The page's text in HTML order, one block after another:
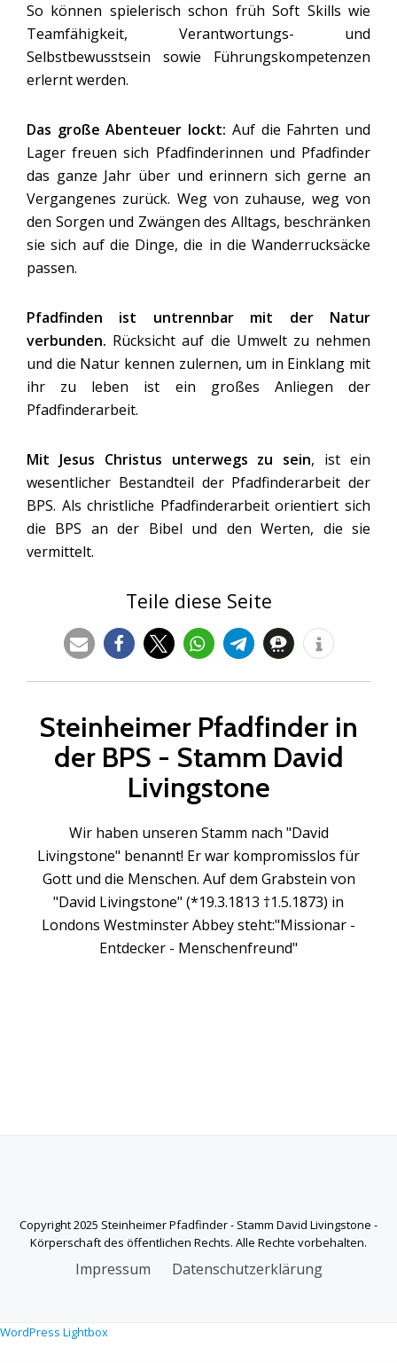
So können spielerisch schon früh Soft Skills wie
Teamfähigkeit, Verantwortungs- und
Selbstbewusstsein sowie Führungskompetenzen
erlernt werden.
Das große Abenteuer lockt: Auf die Fahrten und
Lager freuen sich Pfadfinderinnen und Pfadfinder
das ganze Jahr über und erinnern sich gerne an
Vergangenes zurück. Weg von zuhause, weg von
den Sorgen und Zwängen des Alltags, beschränken
sie sich auf die Dinge, die in die Wanderrucksäcke
passen.
Pfadfinden ist untrennbar mit der Natur
verbunden. Rücksicht auf die Umwelt zu nehmen
und die Natur kennen zulernen, um in Einklang mit
ihr zu leben ist ein großes Anliegen der
Pfadfinderarbeit.
Mit Jesus Christus unterwegs zu sein, ist ein
wesentlicher Bestandteil der Pfadfinderarbeit der
BPS. Als christliche Pfadfinderarbeit orientiert sich
die BPS an der Bibel und den Werten, die sie
vermittelt.
Teile diese Seite
Steinheimer Pfadfinder in
der BPS - Stamm David
Livingstone
Wir haben unseren Stamm nach "David
Livingstone" benannt! Er war kompromisslos für
Gott und die Menschen. Auf dem Grabstein von
"David Livingstone" (*19.3.1813 †1.5.1873) in
Londons Westminster Abbey steht:"Missionar -
Entdecker - Menschenfreund"
Copyright 2025 Steinheimer Pfadfinder - Stamm David Livingstone -
Körperschaft des öffentlichen Rechts. Alle Rechte vorbehalten.
SECONDARYImpressum Datenschutzerklärung
WordPress Lightbox